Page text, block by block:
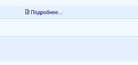
Подробнее...